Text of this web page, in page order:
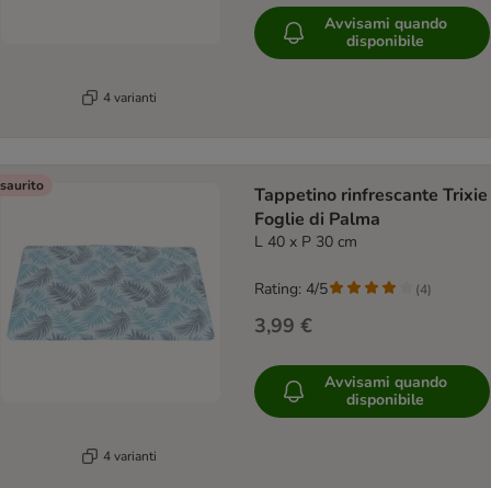
4 varianti
Avvisami quando
disponibile
4 varianti
Tappetino rinfrescante Trixie
Foglie di Palma
L 40 x P 30 cm
3,99 €
Rating: 4/5 (4)
Avvisami quando
disponibile